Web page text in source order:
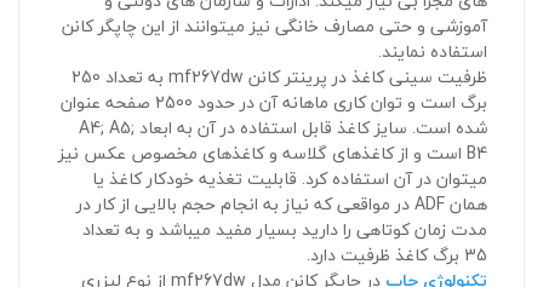
آموزشی و حتی مصارف خانگی نیز میتوانند از این چاپگر کانن
استفاده نمایند.
ظرفیت سینی کاغذ در پرینتر کانن mf267dw به تعداد 250
برگ است و توان کاری ماهانه آن در حدود 2500 صفحه عنوان
شده است. سایز کاغذ قابل استفاده در آن به ابعاد A4; A5;
B4 است و از کاغذهای گلاسه و کاغذهای مخصوص عکس نیز
میتوان در آن استفاده کرد. قابلیت تغذیه خودکار کاغذ یا
همان ADF در مواقعی که نیاز به انجام حجم بالایی از کار در
مدت زمان کوتاهی را دارید بسیار مفید میباشد و به تعداد
35 برگ کاغذ ظرفیت دارد.
تکنولوژی چاپ
در چاپگر کانن مدل mf267dw از نوع لیزری